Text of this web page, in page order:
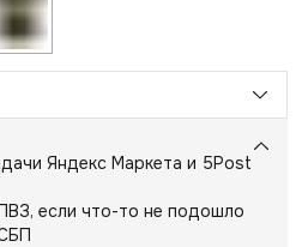
Яндекс Маркета и 5Post
если что-то не подошло